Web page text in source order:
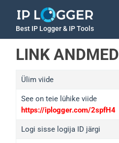
Best IP Logger & IP Tools
LINK ANDMED
Ülim viide
See on teie lühike viide
https://iplogger.com/2spfH4
Logi sisse logija ID järgi